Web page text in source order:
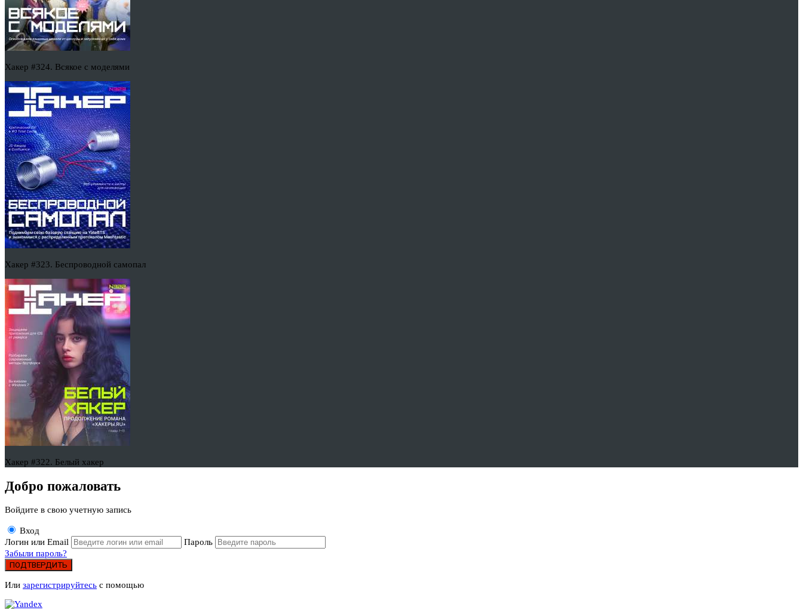
Хакер #324. Всякое с моделями
Хакер #323. Беспроводной самопал
Хакер #322. Белый хакер
Добро пожаловать
Войдите в свою учетную запись
Вход
Логин или Email
Пароль
Забыли пароль?
ПОДТВЕРДИТЬ
Или зарегистрируйтесь с помощью